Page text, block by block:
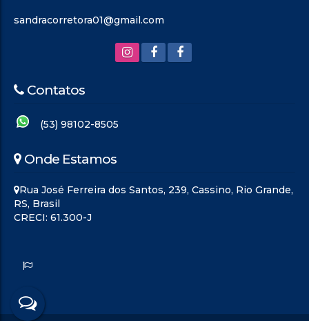
sandracorretora01@gmail.com
Contatos
(53) 98102-8505
Onde Estamos
Rua José Ferreira dos Santos, 239, Cassino, Rio Grande,
RS, Brasil
CRECI: 61.300-J